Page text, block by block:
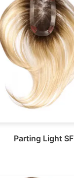
Parting Light SF